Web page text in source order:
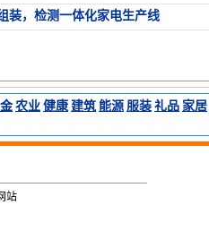
装，检测一体化家电生产线
农业 健康 建筑 能源 服装 礼品 家居
站